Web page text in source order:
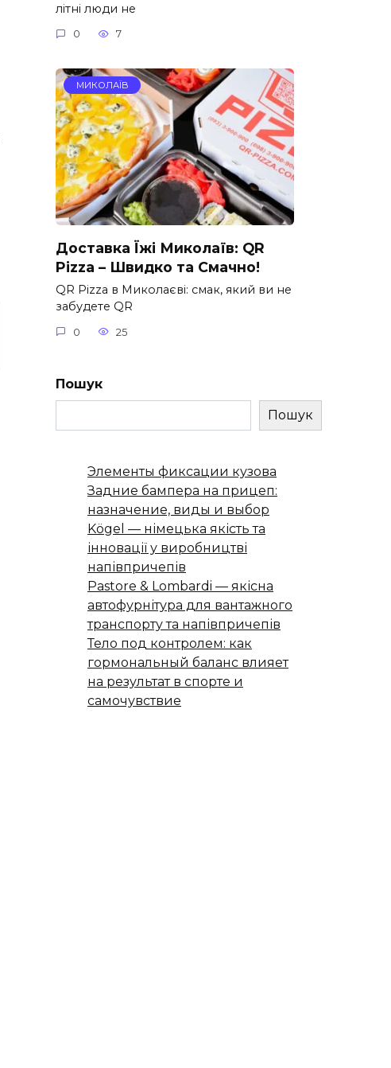
літні люди не
0 7
МИКОЛАЇВ
Доставка Їжі Миколаїв: QR
Pizza – Швидко та Смачно!
QR Pizza в Миколаєві: смак, який ви не
забудете QR
0 25
Пошук
Пошук
Элементы фиксации кузова
Задние бампера на прицеп:
назначение, виды и выбор
Kögel — німецька якість та
інновації у виробництві
напівпричепів
Pastore & Lombardi — якісна
автофурнітура для вантажного
транспорту та напівпричепів
Тело под контролем: как
гормональный баланс влияет
на результат в спорте и
самочувствие